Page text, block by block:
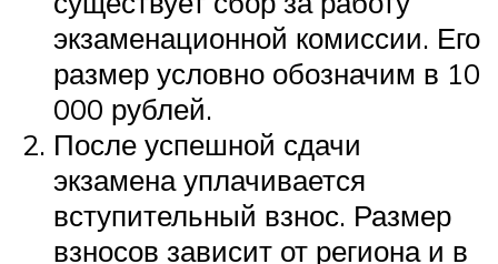
экзаменационной комиссии. Его
размер условно обозначим в 10
000 рублей.
После успешной сдачи
экзамена уплачивается
вступительный взнос. Размер
взносов зависит от региона и в